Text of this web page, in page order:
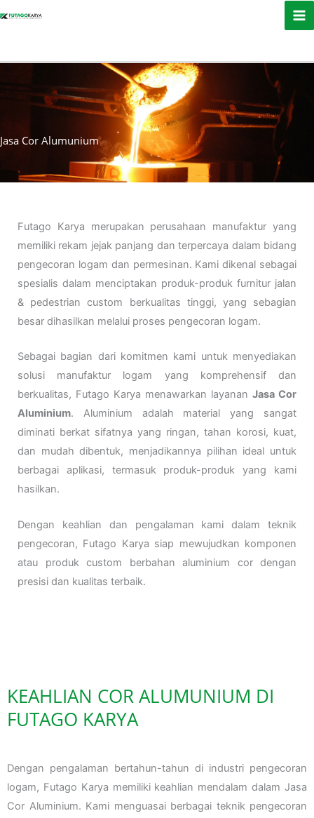
Jasa Cor Alumunium
Futago Karya merupakan perusahaan manufaktur yang
memiliki rekam jejak panjang dan terpercaya dalam bidang
pengecoran logam dan permesinan. Kami dikenal sebagai
spesialis dalam menciptakan produk-produk furnitur jalan
& pedestrian custom berkualitas tinggi, yang sebagian
besar dihasilkan melalui proses pengecoran logam.
Sebagai bagian dari komitmen kami untuk menyediakan
solusi manufaktur logam yang komprehensif dan
berkualitas, Futago Karya menawarkan layanan Jasa Cor
Aluminium. Aluminium adalah material yang sangat
diminati berkat sifatnya yang ringan, tahan korosi, kuat,
dan mudah dibentuk, menjadikannya pilihan ideal untuk
berbagai aplikasi, termasuk produk-produk yang kami
hasilkan.
Dengan keahlian dan pengalaman kami dalam teknik
pengecoran, Futago Karya siap mewujudkan komponen
atau produk custom berbahan aluminium cor dengan
presisi dan kualitas terbaik.
KEAHLIAN COR ALUMUNIUM DI
FUTAGO KARYA
Dengan pengalaman bertahun-tahun di industri pengecoran
logam, Futago Karya memiliki keahlian mendalam dalam Jasa
Cor Aluminium. Kami menguasai berbagai teknik pengecoran